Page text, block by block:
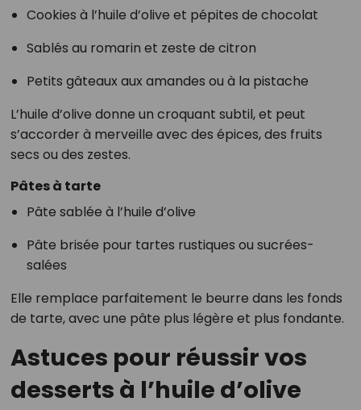
Cookies à l’huile d’olive et pépites de chocolat
Sablés au romarin et zeste de citron
Petits gâteaux aux amandes ou à la pistache
L’huile d’olive donne un croquant subtil, et peut
s’accorder à merveille avec des épices, des fruits
secs ou des zestes.
Pâtes à tarte
Pâte sablée à l’huile d’olive
Pâte brisée pour tartes rustiques ou sucrées-
salées
Elle remplace parfaitement le beurre dans les fonds
de tarte, avec une pâte plus légère et plus fondante.
Astuces pour réussir vos
desserts à l’huile d’olive